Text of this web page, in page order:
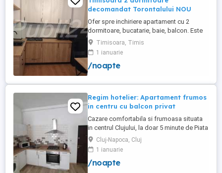
decomandat Torontalului NOU
Ofer spre inchiriere apartament cu 2
dormitoare, bucatarie, baie, balcon. Este
complet utilat si mobilat nou, clima,
internet, tv, video interfon masina de
spalat haine, lenjerii, prosoape,
consumabile. In incinta complexului de
de joaca pentru copii. Apartamentul ...
Timisoara, Timis
1 ianuarie
/noapte
Regim hotelier: Apartament frumos
in centru cu balcon privat
Cazare comfortabila si frumoasa situata
in centrul Clujului, la doar 5 minute de Piata
Mihai Viteazu, intr-un bloc nou.
Apartamentul este mobilat si utilat
complet, avand aragaz, hota, cuptor de
microunde, fierbator de apa, masina de
Cluj-Napoca, Cluj
1 ianuarie
/noapte